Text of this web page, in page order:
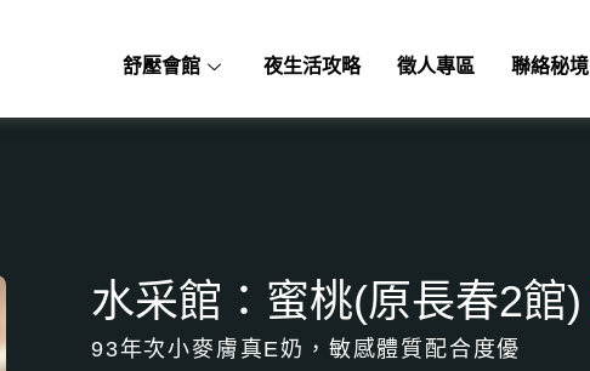
舒壓會館 夜生活攻略 徵人專區 聯絡秘境
水采館：蜜桃(原長春2館)
93年次小麥膚真E奶，敏感體質配合度優